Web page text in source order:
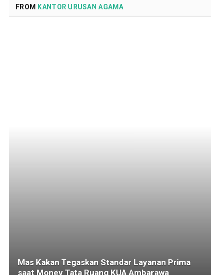
FROM KANTOR URUSAN AGAMA
Mas Kakan Tegaskan Standar Layanan Prima
saat Monev Tata Ruang KUA Ambarawa